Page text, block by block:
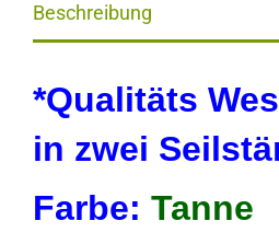
Beschreibung
*Qualitäts
in zwei
Farbe: Tanne